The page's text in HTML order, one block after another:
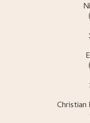
Christian